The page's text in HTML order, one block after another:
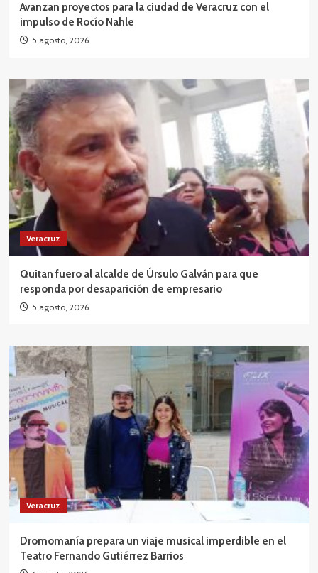
Avanzan proyectos para la ciudad de Veracruz con el
impulso de Rocío Nahle
5 agosto, 2026
Veracruz
Quitan fuero al alcalde de Úrsulo Galván para que
responda por desaparición de empresario
5 agosto, 2026
Veracruz
Dromomanía prepara un viaje musical imperdible en el
Teatro Fernando Gutiérrez Barrios